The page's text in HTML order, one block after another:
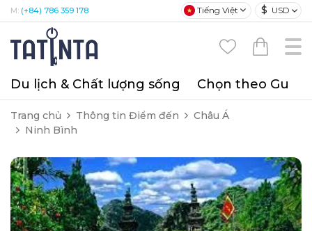
M: (+84) 786 359 178 Tiếng Việt $ USD
Du lịch & Chất lượng sống Chọn theo Gu
Trang chủ Thông tin Điểm đến
Châu Á
Ninh Bình